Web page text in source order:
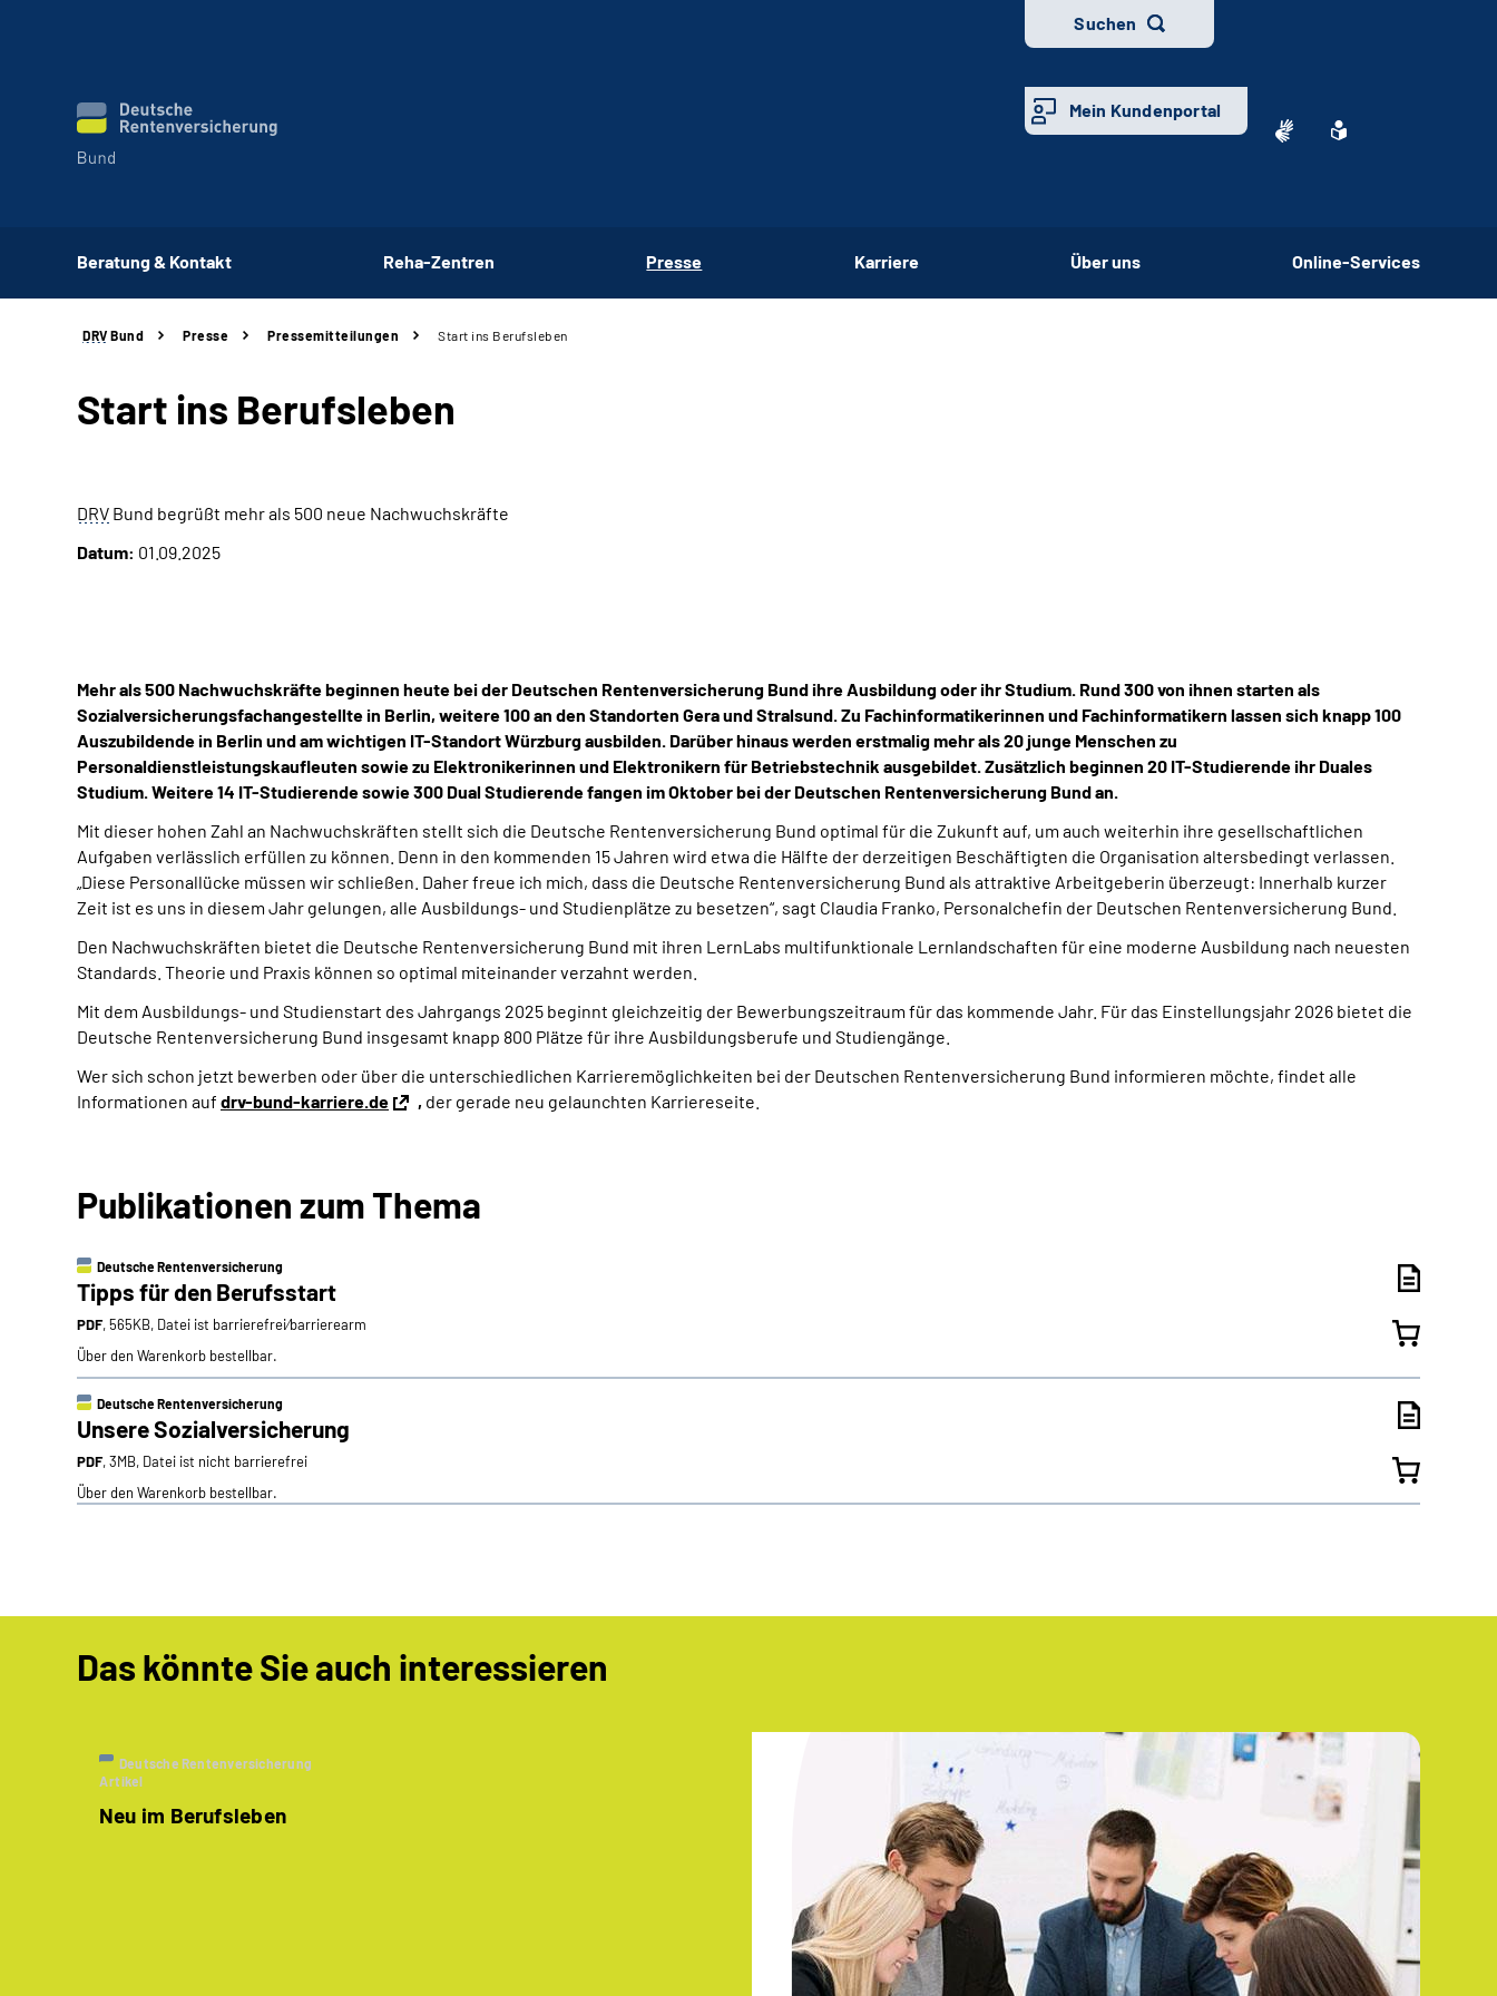
Suchen
Mein Kundenportal
Beratung & Kontakt Reha-Zentren Presse Karriere Über uns Online-Services
DRV Bund Presse Pressemitteilungen Start ins Berufsleben
Start ins Berufsleben
DRV Bund begrüßt mehr als 500 neue Nachwuchskräfte
Datum: 01.09.2025
Mehr als 500 Nachwuchskräfte beginnen heute bei der Deutschen Rentenversicherung Bund ihre Ausbildung oder ihr Studium. Rund 300 von ihnen starten als
Sozialversicherungsfachangestellte in Berlin, weitere 100 an den Standorten Gera und Stralsund. Zu Fachinformatikerinnen und Fachinformatikern lassen sich knapp 100
Auszubildende in Berlin und am wichtigen IT-Standort Würzburg ausbilden. Darüber hinaus werden erstmalig mehr als 20 junge Menschen zu
Personaldienstleistungskaufleuten sowie zu Elektronikerinnen und Elektronikern für Betriebstechnik ausgebildet. Zusätzlich beginnen 20 IT-Studierende ihr Duales
Studium. Weitere 14 IT-Studierende sowie 300 Dual Studierende fangen im Oktober bei der Deutschen Rentenversicherung Bund an.
Mit dieser hohen Zahl an Nachwuchskräften stellt sich die Deutsche Rentenversicherung Bund optimal für die Zukunft auf, um auch weiterhin ihre gesellschaftlichen
Aufgaben verlässlich erfüllen zu können. Denn in den kommenden 15 Jahren wird etwa die Hälfte der derzeitigen Beschäftigten die Organisation altersbedingt verlassen.
„Diese Personallücke müssen wir schließen. Daher freue ich mich, dass die Deutsche Rentenversicherung Bund als attraktive Arbeitgeberin überzeugt: Innerhalb kurzer
Zeit ist es uns in diesem Jahr gelungen, alle Ausbildungs- und Studienplätze zu besetzen“, sagt Claudia Franko, Personalchefin der Deutschen Rentenversicherung Bund.
Den Nachwuchskräften bietet die Deutsche Rentenversicherung Bund mit ihren LernLabs multifunktionale Lernlandschaften für eine moderne Ausbildung nach neuesten
Standards. Theorie und Praxis können so optimal miteinander verzahnt werden.
Mit dem Ausbildungs- und Studienstart des Jahrgangs 2025 beginnt gleichzeitig der Bewerbungszeitraum für das kommende Jahr. Für das Einstellungsjahr 2026 bietet die
Deutsche Rentenversicherung Bund insgesamt knapp 800 Plätze für ihre Ausbildungsberufe und Studiengänge.
Wer sich schon jetzt bewerben oder über die unterschiedlichen Karrieremöglichkeiten bei der Deutschen Rentenversicherung Bund informieren möchte, findet alle
Informationen auf drv-bund-karriere.de , der gerade neu gelaunchten Karriereseite.
Publikationen zum Thema
Deutsche Rentenversicherung
Tipps für den Berufsstart
PDF, 565KB, Datei ist barrierefrei⁄barrierearm
Über den Warenkorb bestellbar.
Deutsche Rentenversicherung
Unsere Sozialversicherung
PDF, 3MB, Datei ist nicht barrierefrei
Über den Warenkorb bestellbar.
Das könnte Sie auch interessieren
Deutsche Rentenversicherung
Artikel
Neu im Berufsleben